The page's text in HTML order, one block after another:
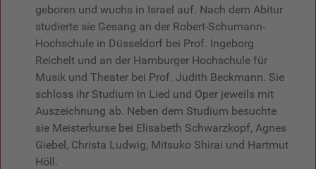
geboren und wuchs in Israel auf. Nach dem Abitur
studierte sie Gesang an der Robert-Schumann-
Hochschule in Düsseldorf bei Prof. Ingeborg
Reichelt und an der Hamburger Hochschule für
Musik und Theater bei Prof. Judith Beckmann. Sie
schloss ihr Studium in Lied und Oper jeweils mit
Auszeichnung ab. Neben dem Studium besuchte
sie Meisterkurse bei Elisabeth Schwarzkopf, Agnes
Giebel, Christa Ludwig, Mitsuko Shirai und Hartmut
Höll.